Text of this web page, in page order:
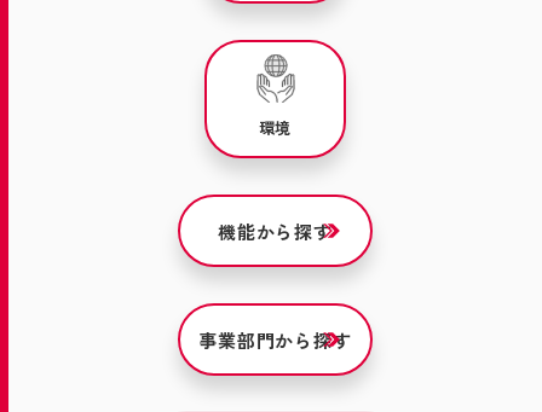
環境
機能から探す
事業部門から探す